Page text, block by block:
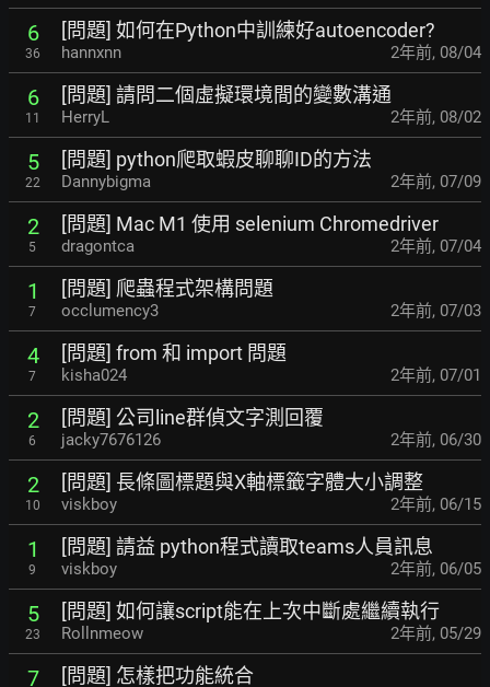
6
36
[問題] 如何在Python中訓練好autoencoder?
hannxnn 2年前, 08/04
6
11
[問題] 請問二個虛擬環境間的變數溝通
HerryL 2年前, 08/02
5
22
[問題] python爬取蝦皮聊聊ID的方法
Dannybigma 2年前, 07/09
2
5
[問題] Mac M1 使用 selenium Chromedriver
dragontca 2年前, 07/04
1
7
[問題] 爬蟲程式架構問題
occlumency3 2年前, 07/03
4
7
[問題] from 和 import 問題
kisha024 2年前, 07/01
2
6
[問題] 公司line群偵文字測回覆
jacky7676126 2年前, 06/30
2
10
[問題] 長條圖標題與X軸標籤字體大小調整
viskboy 2年前, 06/15
1
9
[問題] 請益 python程式讀取teams人員訊息
viskboy 2年前, 06/05
5
23
[問題] 如何讓script能在上次中斷處繼續執行
Rollnmeow 2年前, 05/29
7 [問題] 怎樣把功能統合